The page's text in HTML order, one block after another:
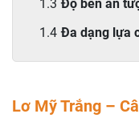
Độ bền ấn
Đa dạng lựa
Lơ Mỹ Trắng –